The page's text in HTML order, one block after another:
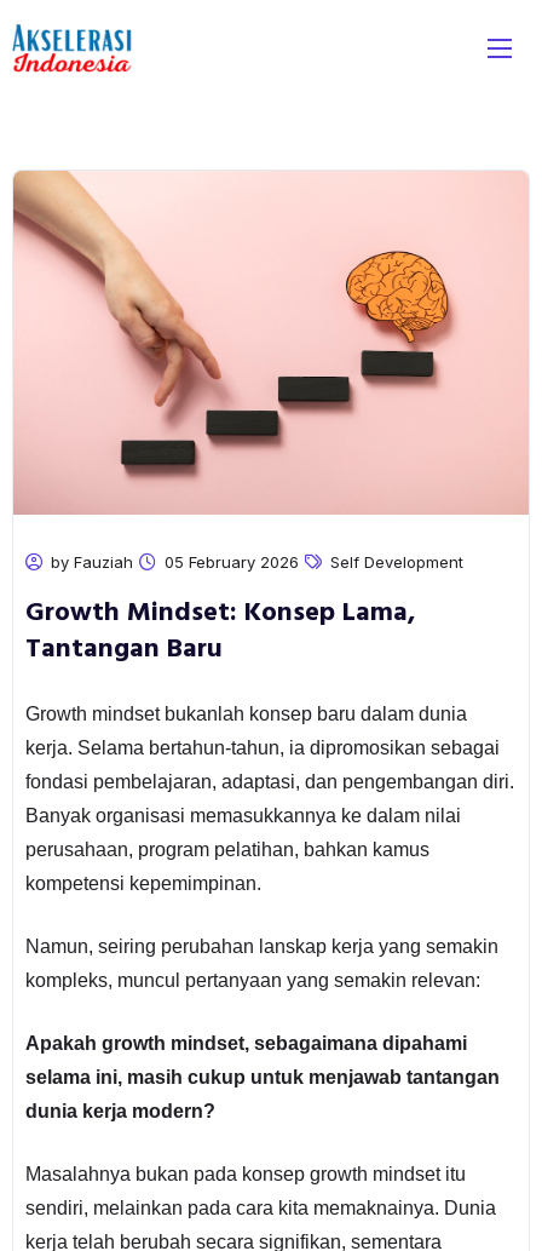
by Fauziah 05 February 2026 Self Development
Growth Mindset: Konsep Lama,
Tantangan Baru
Growth mindset bukanlah konsep baru dalam dunia
kerja. Selama bertahun-tahun, ia dipromosikan sebagai
fondasi pembelajaran, adaptasi, dan pengembangan diri.
Banyak organisasi memasukkannya ke dalam nilai
perusahaan, program pelatihan, bahkan kamus
kompetensi kepemimpinan.
Namun, seiring perubahan lanskap kerja yang semakin
kompleks, muncul pertanyaan yang semakin relevan:
Apakah growth mindset, sebagaimana dipahami
selama ini, masih cukup untuk menjawab tantangan
dunia kerja modern?
Masalahnya bukan pada konsep growth mindset itu
sendiri, melainkan pada cara kita memaknainya. Dunia
kerja telah berubah secara signifikan, sementara